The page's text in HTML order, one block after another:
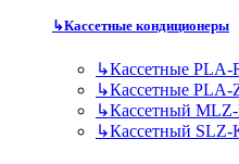
↳Кассетные кондиционеры
↳Кассетные PLA-
↳Кассетные PLA-
↳Кассетный
↳Кассетный SLZ-